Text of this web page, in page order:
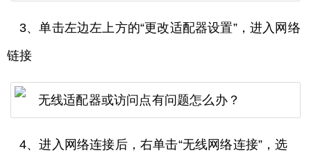
3、单击左边左上方的“更改适配器设置”，进入网络
链接
4、进入网络连接后，右单击“无线网络连接”，选